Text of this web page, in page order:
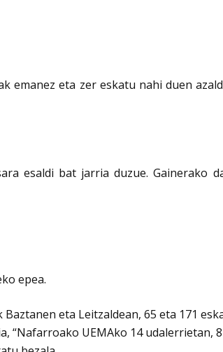
emanez eta zer eskatu nahi duen
esaldi bat jarria duzue. Gainerako
epea.
eta Leitzaldean, 65 eta 171
“Nafarroako UEMAko 14